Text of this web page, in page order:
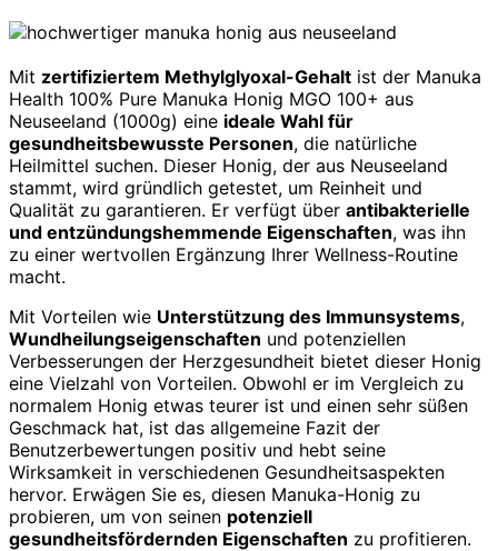
Mit zertifiziertem Methylglyoxal-Gehalt ist der Manuka
Health 100% Pure Manuka Honig MGO 100+ aus
Neuseeland (1000g) eine ideale Wahl für
gesundheitsbewusste Personen, die natürliche
Heilmittel suchen. Dieser Honig, der aus Neuseeland
stammt, wird gründlich getestet, um Reinheit und
Qualität zu garantieren. Er verfügt über antibakterielle
und entzündungshemmende Eigenschaften, was ihn
zu einer wertvollen Ergänzung Ihrer Wellness-Routine
macht.
Mit Vorteilen wie Unterstützung des Immunsystems,
Wundheilungseigenschaften und potenziellen
Verbesserungen der Herzgesundheit bietet dieser Honig
eine Vielzahl von Vorteilen. Obwohl er im Vergleich zu
normalem Honig etwas teurer ist und einen sehr süßen
Geschmack hat, ist das allgemeine Fazit der
Benutzerbewertungen positiv und hebt seine
Wirksamkeit in verschiedenen Gesundheitsaspekten
hervor. Erwägen Sie es, diesen Manuka-Honig zu
probieren, um von seinen potenziell
gesundheitsfördernden Eigenschaften zu profitieren.